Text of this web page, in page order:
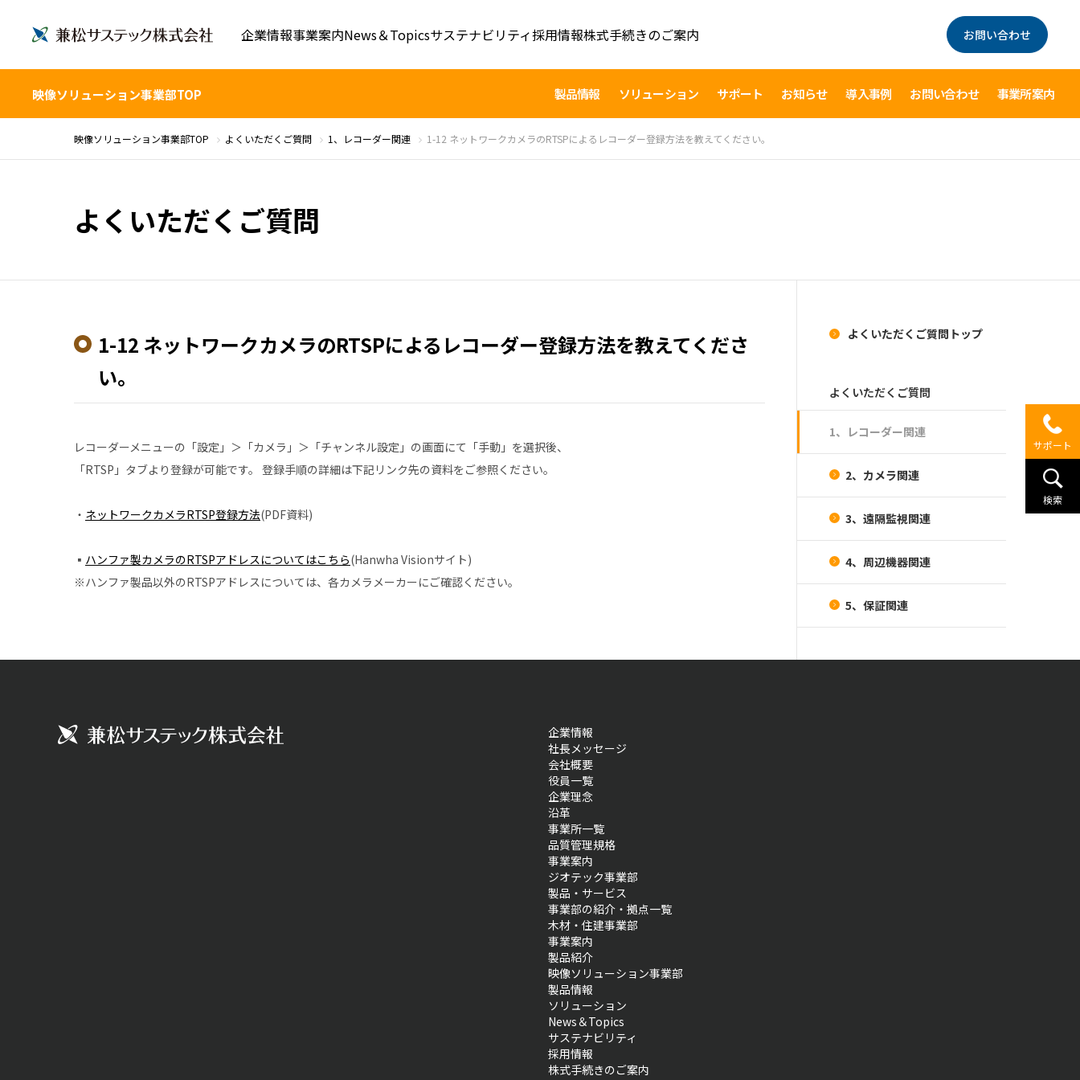
企業情報事業案内News＆Topicsサステナビリティ採用情報株式手続きのご案内 お問い合わせ
映像ソリューション事業部TOP 製品情報 ソリューション サポート お知らせ 導入事例 お問い合わせ 事業所案内
映像ソリューション事業部TOP よくいただくご質問 1、レコーダー関連 1-12 ネットワークカメラのRTSPによるレコーダー登録方法を教えてください。
よくいただくご質問
1-12 ネットワークカメラのRTSPによるレコーダー登録方法を教えてくださ
い。
レコーダーメニューの「設定」＞「カメラ」＞「チャンネル設定」の画面にて「手動」を選択後、
「RTSP」タブより登録が可能です。 登録手順の詳細は下記リンク先の資料をご参照ください。
・ ネットワークカメラRTSP登録方法(PDF資料)
▪ ハンファ製カメラのRTSPアドレスについてはこちら(Hanwha Visionサイト)
※ハンファ製品以外のRTSPアドレスについては、各カメラメーカーにご確認ください。
よくいただくご質問トップ
よくいただくご質問
1、レコーダー関連
2、カメラ関連
3、遠隔監視関連
4、周辺機器関連
5、保証関連
企業情報
社長メッセージ
会社概要
役員一覧
企業理念
沿革
事業所一覧
品質管理規格
事業案内
ジオテック事業部
製品・サービス
事業部の紹介・拠点一覧
木材・住建事業部
事業案内
製品紹介
映像ソリューション事業部
製品情報
ソリューション
News＆Topics
サステナビリティ
採用情報
株式手続きのご案内
サポート
検索